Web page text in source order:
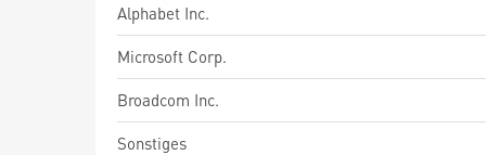
Alphabet Inc.
Microsoft Corp.
Broadcom Inc.
Sonstiges